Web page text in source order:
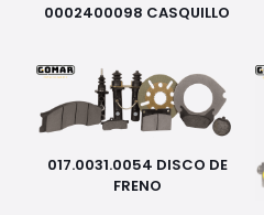
0002400098 CASQUILLO
017.0031.0054 DISCO DE
FRENO